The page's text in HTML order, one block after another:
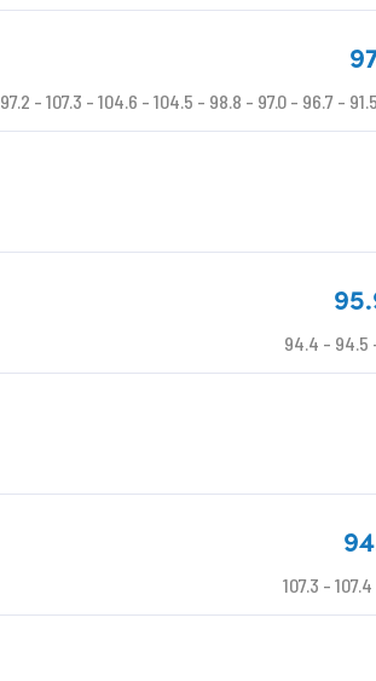
97.2 - 107.3 - 104.6 - 104.5 - 98.8 - 97.0 - 96.7 -
94.4 - 94.5
107.3 -